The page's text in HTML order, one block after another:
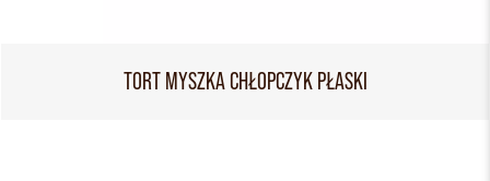
TORT MYSZKA CHŁOPCZYK PŁASKI